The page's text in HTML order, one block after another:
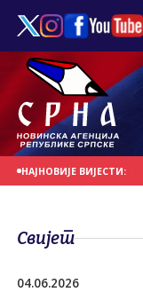
НАЈНОВИЈЕ ВИЈЕСТИ:
НА ПРВОМ МЈЕСТУ
Свијет
04.06.2026